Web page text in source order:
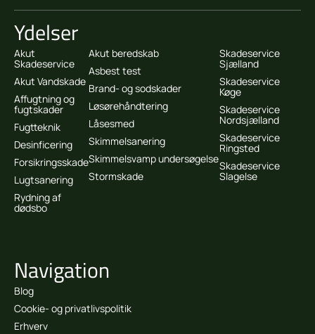
Ydelser
Akut
Skadeservice
Akut Vandskade
Affugtning og
fugtskader
Fugtteknik
Desinficering
Forsikringsskade
Lugtsanering
Rydning af
dødsbo
Akut beredskab
Asbest test
Brand- og sodskader
Løsørehåndtering
Låsesmed
Skimmelsanering
Skimmelsvamp undersøgelse
Stormskade
Skadeservice
Sjælland
Skadeservice
Køge
Skadeservice
Nordsjælland
Skadeservice
Ringsted
Skadeservice
Slagelse
Navigation
Blog
Cookie- og privatlivspolitik
Erhverv